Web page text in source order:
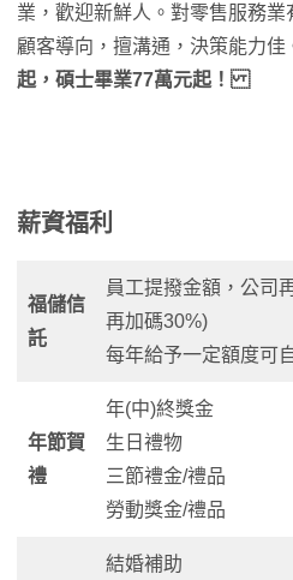
業，歡迎新鮮人。對零售服務
顧客導向，擅溝通，決策能力佳
起，碩士畢業77萬元起！
薪資福利
福儲信
託
員工提撥金額，公司
再加碼30%)
每年給予一定額度可
年節賀
禮
年(中)終獎金
生日禮物
三節禮金/禮品
勞動獎金/禮品
結婚補助